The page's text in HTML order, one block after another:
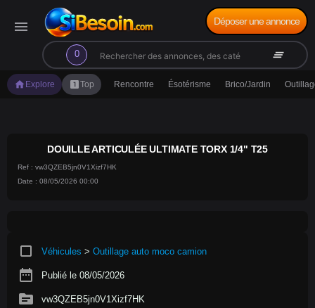
menu
0
search clear_all
Déposer une annonce
home Explore looks_oneTop Rencontre Ésotérisme Brico/Jardin
DOUILLE ARTICULÉE ULTIMATE TORX 1/4" T25
Ref : vw3QZEB5jn0V1Xizf7HK
Date : 08/05/2026 00:00
crop_square Véhicules > Outillage auto moco camion
date_range Publié le 08/05/2026
source vw3QZEB5jn0V1Xizf7HK